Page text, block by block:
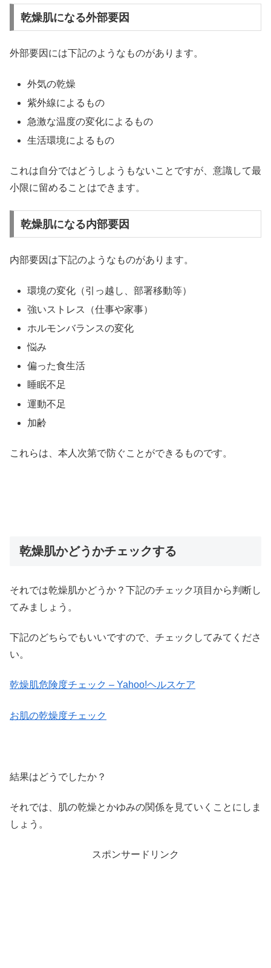
乾燥肌になる外部要因
外部要因には下記のようなものがあります。
外気の乾燥
紫外線によるもの
急激な温度の変化によるもの
生活環境によるもの
これは自分ではどうしようもないことですが、意識して最
小限に留めることはできます。
乾燥肌になる内部要因
内部要因は下記のようなものがあります。
環境の変化（引っ越し、部署移動等）
強いストレス（仕事や家事）
ホルモンバランスの変化
悩み
偏った食生活
睡眠不足
運動不足
加齢
これらは、本人次第で防ぐことができるものです。
乾燥肌かどうかチェックする
それでは乾燥肌かどうか？下記のチェック項目から判断し
てみましょう。
下記のどちらでもいいですので、チェックしてみてくださ
い。
乾燥肌危険度チェック – Yahoo!ヘルスケア
お肌の乾燥度チェック
結果はどうでしたか？
それでは、肌の乾燥とかゆみの関係を見ていくことにしま
しょう。
スポンサードリンク